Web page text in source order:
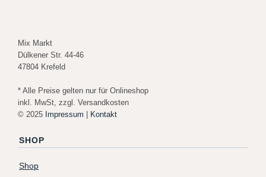
Mix Markt
Dülkener Str. 44-46
47804 Krefeld
* Alle Preise gelten nur für Onlineshop
inkl. MwSt, zzgl. Versandkosten
© 2025 Impressum | Kontakt
SHOP
Shop